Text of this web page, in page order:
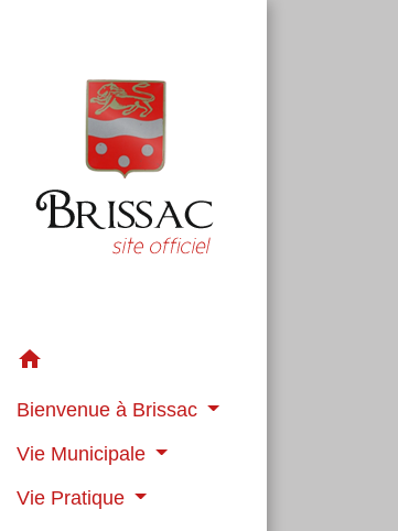
home
Bienvenue à Brissac
Vie Municipale
Vie Pratique